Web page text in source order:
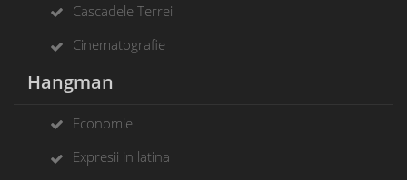
Cascadele Terrei
Cinematografie
Hangman
Economie
Expresii in latina